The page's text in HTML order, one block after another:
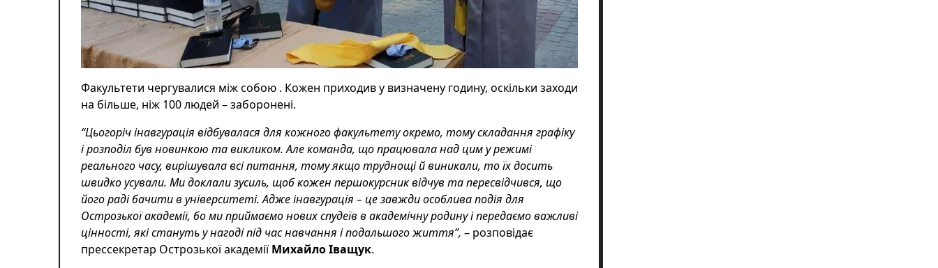
Факультети чергувалися між собою . Кожен приходив у визначену годину, оскільки заходи
на більше, ніж 100 людей – заборонені.
“Цьогоріч інавгурація відбувалася для кожного факультету окремо, тому складання графіку
і розподіл був новинкою та викликом. Але команда, що працювала над цим у режимі
реального часу, вирішувала всі питання, тому якщо труднощі й виникали, то їх досить
швидко усували. Ми доклали зусиль, щоб кожен першокурсник відчув та пересвідчився, що
його раді бачити в університеті.Адже інавгурація – це завжди особлива подія для
Острозької академії, бо ми приймаємо нових спудеїв в академічну родину і передаємо важливі
цінності, які стануть у нагоді під час навчання і подальшого життя”, – розповідає
прессекретар Острозької академіїМихайло Іващук.